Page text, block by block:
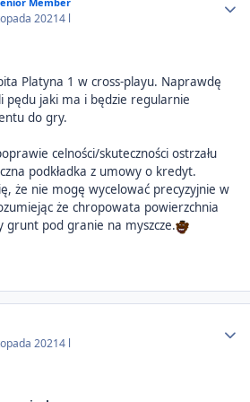
20214 l
Platyna 1 w cross-playu. Naprawdę
pędu jaki ma i będzie regularnie
do gry.
celności/skuteczności ostrzału
podkładka z umowy o kredyt.
że nie mogę wycelować precyzyjnie w
że chropowata powierzchnia
grunt pod granie na myszcze.
20214 l